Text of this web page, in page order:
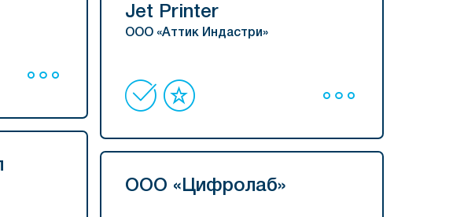
Jet Printer
ООО «Аттик Индастри»
ООО «Цифролаб»